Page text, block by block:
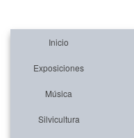
Inicio
Exposiciones
Música
Silvicultura